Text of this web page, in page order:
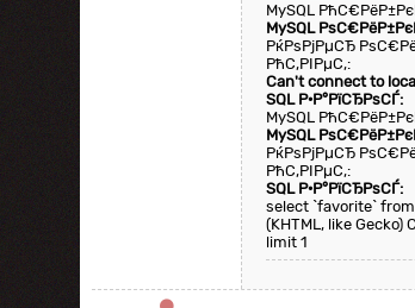
MySQL
MySQL
РќРѕРјРµСЂ
РћС‚РІРµС‚:
Can't connect to
SQL Р·Р°РїСЂРѕСЃ:
MySQL
MySQL
РќРѕРјРµСЂ
РћС‚РІРµС‚:
SQL Р·Р°РїСЂРѕСЃ:
select `favorite`
(KHTML, like
limit 1